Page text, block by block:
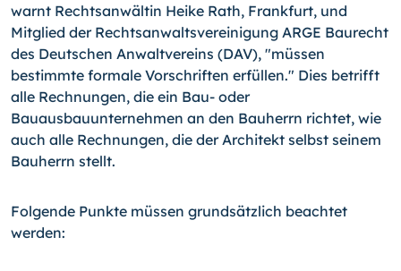
warnt Rechtsanwältin Heike Rath, Frankfurt, und
Mitglied der Rechtsanwaltsvereinigung ARGE Baurecht
des Deutschen Anwaltvereins (DAV), "müssen
bestimmte formale Vorschriften erfüllen." Dies betrifft
alle Rechnungen, die ein Bau- oder
Bauausbauunternehmen an den Bauherrn richtet, wie
auch alle Rechnungen, die der Architekt selbst seinem
Bauherrn stellt.
Folgende Punkte müssen grundsätzlich beachtet
werden: